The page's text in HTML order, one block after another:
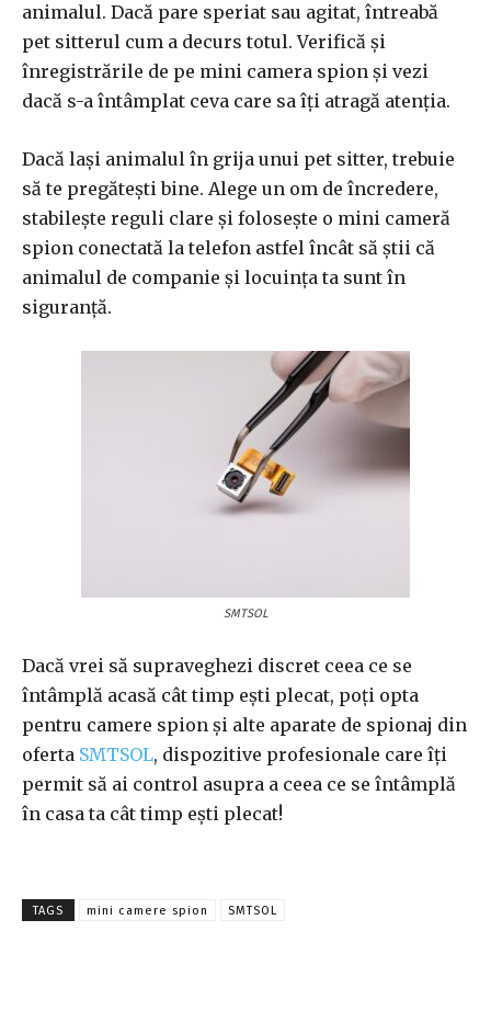
animalul. Dacă pare speriat sau agitat, întreabă
pet sitterul cum a decurs totul. Verifică și
înregistrările de pe mini camera spion și vezi
dacă s-a întâmplat ceva care sa îți atragă atenția.
Dacă lași animalul în grija unui pet sitter, trebuie
să te pregătești bine. Alege un om de încredere,
stabilește reguli clare și folosește o mini cameră
spion conectată la telefon astfel încât să știi că
animalul de companie și locuința ta sunt în
siguranță.
SMTSOL
Dacă vrei să supraveghezi discret ceea ce se
întâmplă acasă cât timp ești plecat, poți opta
pentru camere spion și alte aparate de spionaj din
oferta SMTSOL, dispozitive profesionale care îți
permit să ai control asupra a ceea ce se întâmplă
în casa ta cât timp ești plecat!
TAGS mini camere spion SMTSOL